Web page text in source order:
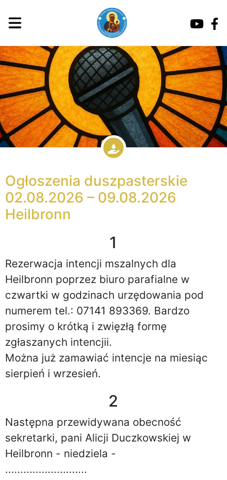
Ogłoszenia duszpasterskie
02.08.2026 – 09.08.2026
Heilbronn
1
Rezerwacja intencji mszalnych dla
Heilbronn poprzez biuro parafialne w
czwartki w godzinach urzędowania pod
numerem tel.: 07141 893369. Bardzo
prosimy o krótką i zwięzłą formę
zgłaszanych intencjii.
Można już zamawiać intencje na miesiąc
sierpień i wrzesień.
2
Następna przewidywana obecność
sekretarki, pani Alicji Duczkowskiej w
Heilbronn - niedziela -
...........................